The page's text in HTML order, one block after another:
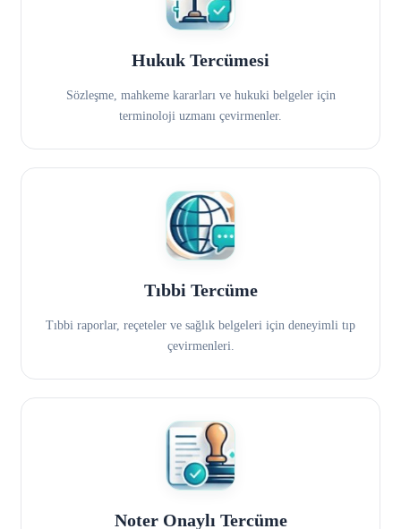
Hukuk Tercümesi
Sözleşme, mahkeme kararları ve hukuki belgeler için
terminoloji uzmanı çevirmenler.
Tıbbi Tercüme
Tıbbi raporlar, reçeteler ve sağlık belgeleri için deneyimli tıp
çevirmenleri.
Noter Onaylı Tercüme